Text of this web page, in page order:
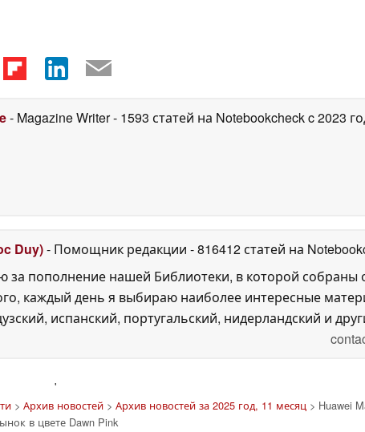
- Magazine Writer- 1593 статей на Notebookcheckc 2023
Duy)- Помощник редакции - 816412 статей на
пополнение нашей Библиотеки, в которой собраны
каждый день я выбираю наиболее интересные
испанский, португальский, нидерландский и
'
> Архив новостей > Архив новостей за 2025 год, 11 месяц > Huawei
в цвете Dawn Pink